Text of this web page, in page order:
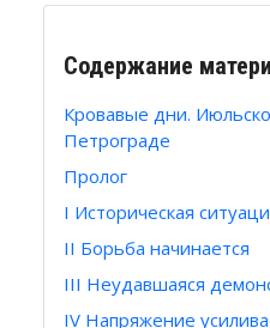
Содержание
Кровавые дни.
Петрограде
Пролог
I Историческая
II Борьба начинается
III Неудавшаяся
IV Напряжение